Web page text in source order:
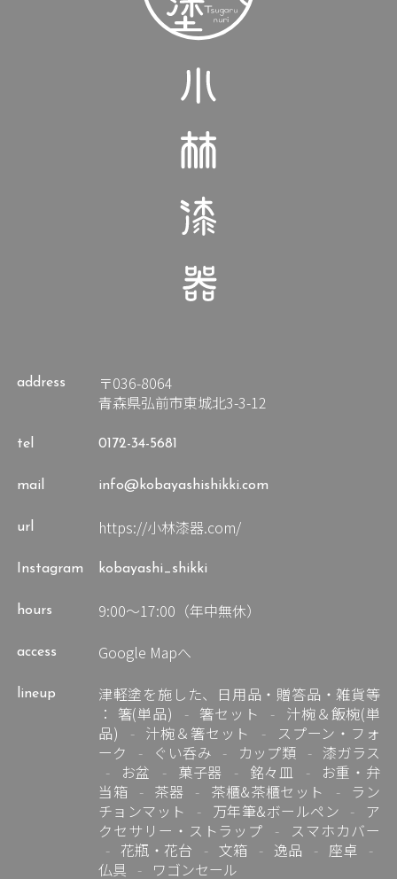
address
〒036-8064
青森県弘前市東城北3-3-12
tel 0172-34-5681
mail info@kobayashishikki.com
url https://小林漆器.com/
Instagram kobayashi_shikki
hours 9:00～17:00（年中無休）
access Google Mapへ
lineup
津軽塗を施した、日用品・贈答品・雑貨等
： 箸(単品) 箸セット
汁椀＆飯椀(単
品)
汁椀＆箸セット
スプーン・フォ
ーク
ぐい呑み カップ類
漆ガラス
お盆
菓子器 銘々皿
お重・弁
当箱
茶器 茶櫃&茶櫃セット
ラン
チョンマット
万年筆&ボールペン
ア
クセサリー・ストラップ
スマホカバー
花瓶・花台
文箱 逸品
座卓
仏具
ワゴンセール